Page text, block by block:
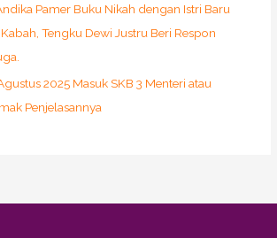
Pamer Buku Nikah dengan Istri Baru
Tengku Dewi Justru Beri Respon
2025 Masuk SKB 3 Menteri atau
Penjelasannya